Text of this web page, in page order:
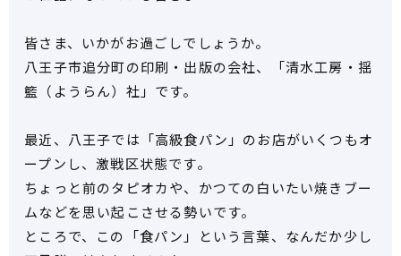
皆さま、いかがお過ごしでしょうか。
八王子市追分町の印刷・出版の会社、「清水工房・揺
籃（ようらん）社」です。
最近、八王子では「高級食パン」のお店がいくつもオ
ープンし、激戦区状態です。
ちょっと前のタピオカや、かつての白いたい焼きブー
ムなどを思い起こさせる勢いです。
ところで、この「食パン」という言葉、なんだか少し